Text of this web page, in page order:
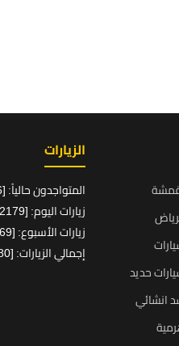
حديد
انشائي
الزيارات
المتواجدون حالياً: [1116]
زيارات اليوم: [2179]
زيارات الأسبوع: [5269]
إجمالي الزيارات: [403880]